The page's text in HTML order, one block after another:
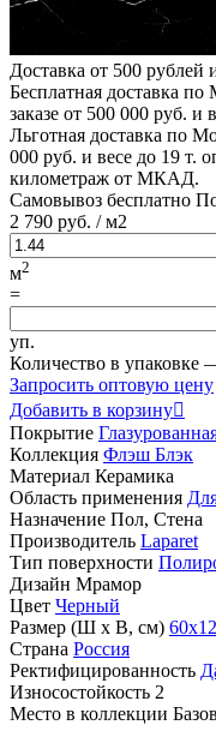
Доставка от 500 рублей
Бесплатная доставка
заказе от 500 000 руб. и
Льготная доставка по
000 руб. и весе до 19 т.
километраж от МКАД.
Самовывоз бесплатно
2 790 руб. / м2
м2
=
уп.
Количество в упаковке
Запросить оптовую цену
Добавить в корзину
Покрытие
Коллекция Флэш Блэк
Материал Керамика
Область применения
Назначение Пол, Стена
Производитель Laparet
Тип поверхности
Дизайн Мрамор
Цвет Черный
Размер (Ш х В, см)
Страна Россия
Ректифицированность
Износостойкость 2
Место в коллекции